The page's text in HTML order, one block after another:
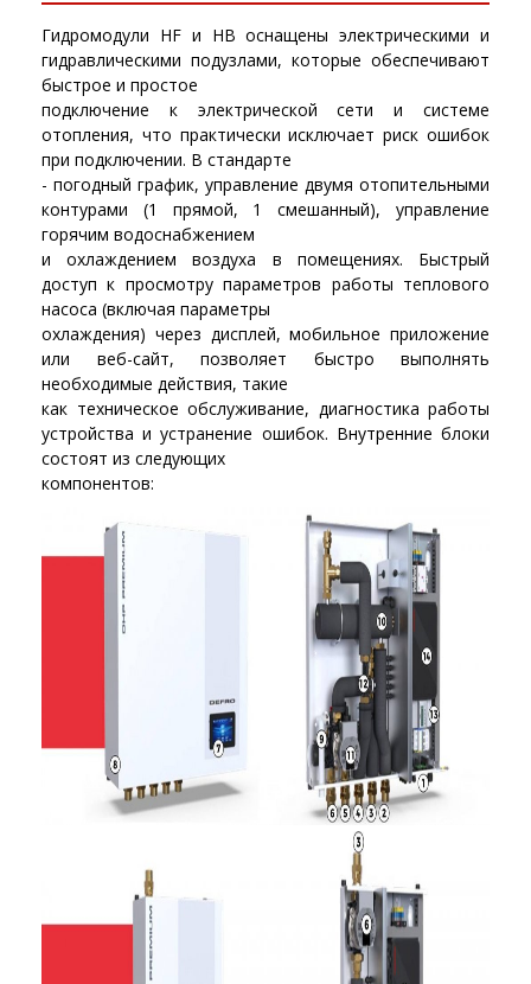
Гидромодули HF и HB оснащены электрическими и
гидравлическими подузлами, которые обеспечивают
быстрое и простое
подключение к электрической сети и системе
отопления, что практически исключает риск ошибок
при подключении. В стандарте
- погодный график, управление двумя отопительными
контурами (1 прямой, 1 смешанный), управление
горячим водоснабжением
и охлаждением воздуха в помещениях. Быстрый
доступ к просмотру параметров работы теплового
насоса (включая параметры
охлаждения) через дисплей, мобильное приложение
или веб-сайт, позволяет быстро выполнять
необходимые действия, такие
как техническое обслуживание, диагностика работы
устройства и устранение ошибок. Внутренние блоки
состоят из следующих
компонентов: